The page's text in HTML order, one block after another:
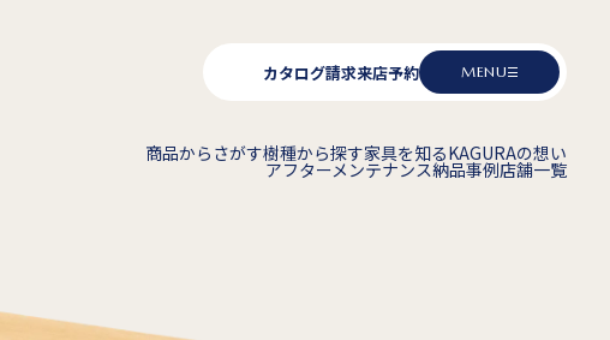
カタログ請求来店予約 MENU
商品からさがす樹種から探す家具を知るKAGURAの想い
アフターメンテナンス納品事例店舗一覧